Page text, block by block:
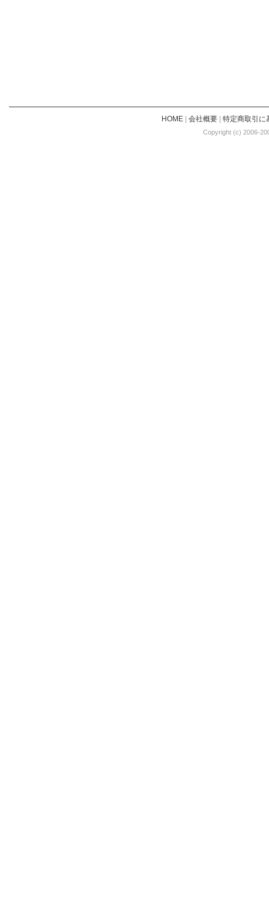
HOME| 会社概要| 特定商取引に
Copyright (c) 2006-